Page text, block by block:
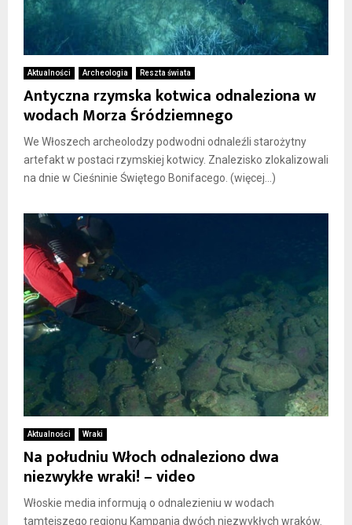
Aktualności Archeologia Reszta świata
Antyczna rzymska kotwica odnaleziona w
wodach Morza Śródziemnego
We Włoszech archeolodzy podwodni odnaleźli starożytny
artefakt w postaci rzymskiej kotwicy. Znalezisko zlokalizowali
na dnie w Cieśninie Świętego Bonifacego. (więcej…)
Aktualności Wraki
Na południu Włoch odnaleziono dwa
niezwykłe wraki! – video
Włoskie media informują o odnalezieniu w wodach
tamtejszego regionu Kampania dwóch niezwykłych wraków.